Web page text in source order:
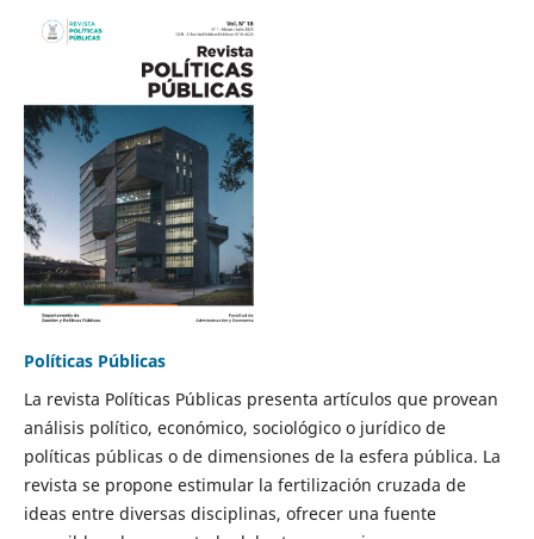
Políticas Públicas
La revista Políticas Públicas presenta artículos que provean
análisis político, económico, sociológico o jurídico de
políticas públicas o de dimensiones de la esfera pública. La
revista se propone estimular la fertilización cruzada de
ideas entre diversas disciplinas, ofrecer una fuente